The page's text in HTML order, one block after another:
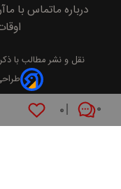
۰ ۰
درباره ماتماس با ما
نقل و نشر مطالب با